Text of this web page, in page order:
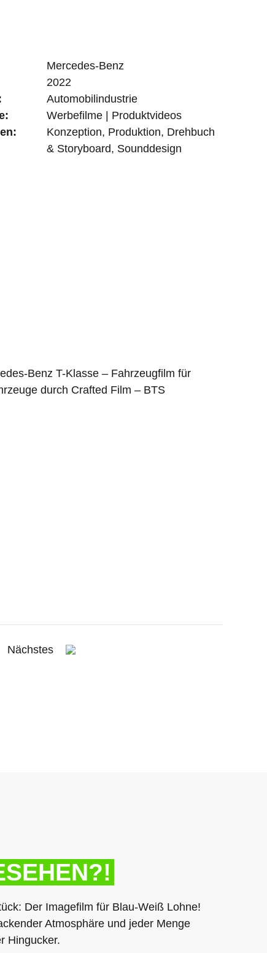
Mercedes-Benz
2022
Automobilindustrie
Werbefilme | Produktvideos
Konzeption, Produktion, Drehbuch
& Storyboard, Sounddesign
Nächstes
Der Imagefilm für Blau-Weiß Lohne!
Atmosphäre und jeder Menge
Hingucker.